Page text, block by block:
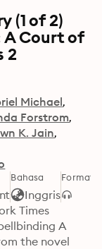
(1 of 2)
Court of
2
Michael
Forstrom
K. Jain
Bahasa
Inggris
Format
Times
A
the novel